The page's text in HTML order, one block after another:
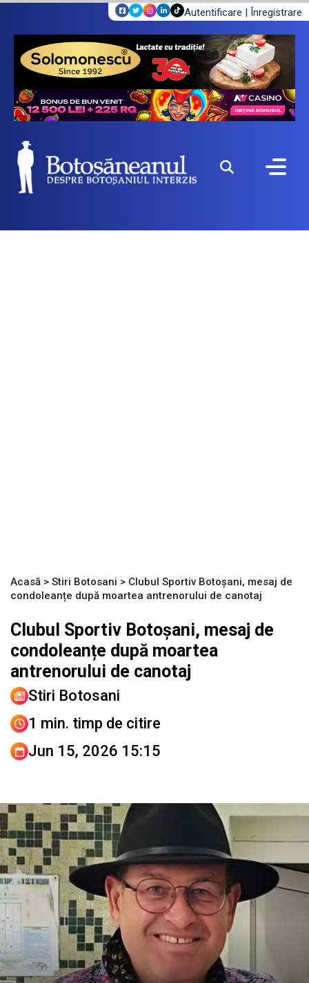
Autentificare | Înregistrare
Acasă > Stiri Botosani > Clubul Sportiv Botoșani, mesaj de
condoleanțe după moartea antrenorului de canotaj
Clubul Sportiv Botoșani, mesaj de
condoleanțe după moartea
antrenorului de canotaj
Stiri Botosani
1 min. timp de citire
Jun 15, 2026 15:15